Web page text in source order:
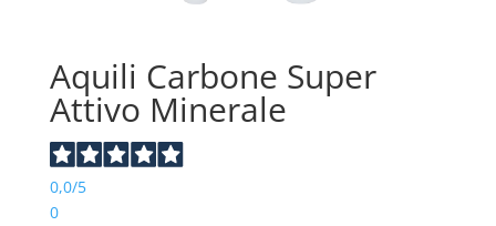
Aquili Carbone Super
Attivo Minerale
0,0/5
0